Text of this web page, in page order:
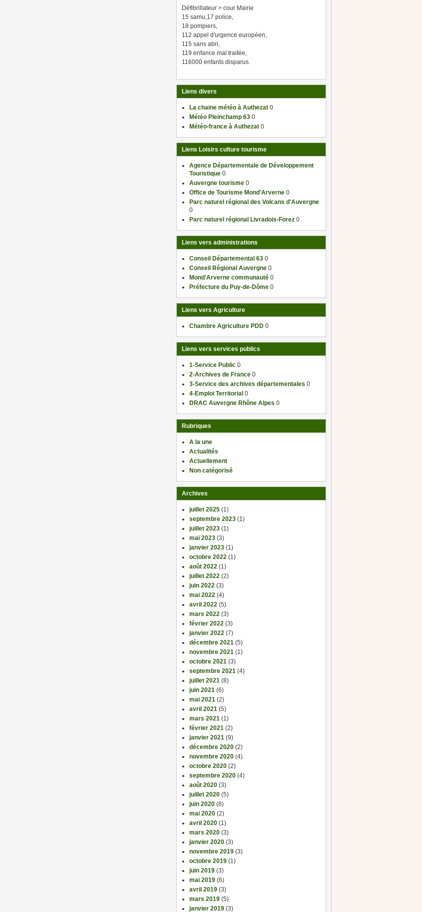
Défibrillateur > cour Mairie
15 samu,17 police,
18 pompiers,
112 appel d'urgence européen,
115 sans abri,
119 enfance mal traitée,
116000 enfants disparus.
Liens divers
La chaine météo à Authezat 0
Météo Pleinchamp 63 0
Météo-france à Authezat 0
Liens Loisirs culture tourisme
Agence Départementale de Développement
Touristique 0
Auvergne tourisme 0
Office de Tourisme Mond'Arverne 0
Parc naturel régional des Volcans d'Auvergne
0
Parc naturel régional Livradois-Forez 0
Liens vers administrations
Conseil Départemental 63 0
Conseil Régional Auvergne 0
Mond'Arverne communauté 0
Préfecture du Puy-de-Dôme 0
Liens vers Agriculture
Chambre Agriculture PDD 0
Liens vers services publics
1-Service Public 0
2-Archives de France 0
3-Service des archives départementales 0
4-Emploi Territorial 0
DRAC Auvergne Rhône Alpes 0
Rubriques
A la une
Actualités
Actuellement
Non catégorisé
Archives
juillet 2025 (1)
septembre 2023 (1)
juillet 2023 (1)
mai 2023 (3)
janvier 2023 (1)
octobre 2022 (1)
août 2022 (1)
juillet 2022 (2)
juin 2022 (3)
mai 2022 (4)
avril 2022 (5)
mars 2022 (3)
février 2022 (3)
janvier 2022 (7)
décembre 2021 (5)
novembre 2021 (1)
octobre 2021 (3)
septembre 2021 (4)
juillet 2021 (8)
juin 2021 (6)
mai 2021 (2)
avril 2021 (5)
mars 2021 (1)
février 2021 (2)
janvier 2021 (9)
décembre 2020 (2)
novembre 2020 (4)
octobre 2020 (2)
septembre 2020 (4)
août 2020 (3)
juillet 2020 (5)
juin 2020 (8)
mai 2020 (2)
avril 2020 (1)
mars 2020 (3)
janvier 2020 (3)
novembre 2019 (3)
octobre 2019 (1)
juin 2019 (3)
mai 2019 (6)
avril 2019 (3)
mars 2019 (5)
janvier 2019 (3)